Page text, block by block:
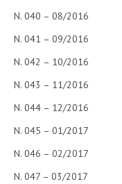
N. 040 – 08/2016
N. 041 – 09/2016
N. 042 – 10/2016
N. 043 – 11/2016
N. 044 – 12/2016
N. 045 – 01/2017
N. 046 – 02/2017
N. 047 – 03/2017